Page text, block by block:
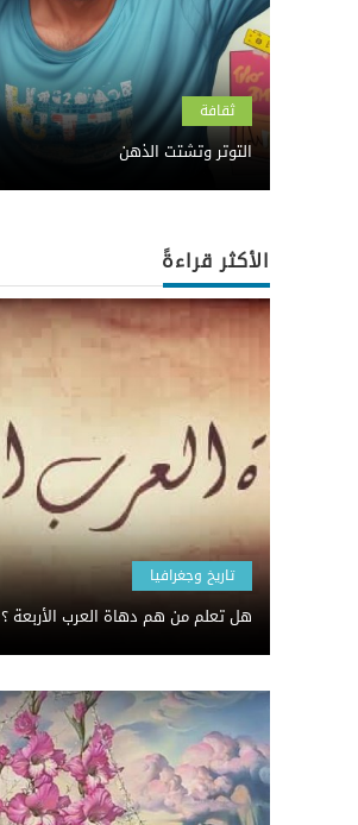
ثقافة
التوتر وتشتت الذهن
الأكثر قراءةً
تاريخ وجغرافيا
هل تعلم من هم دهاة العرب الأربعة ؟